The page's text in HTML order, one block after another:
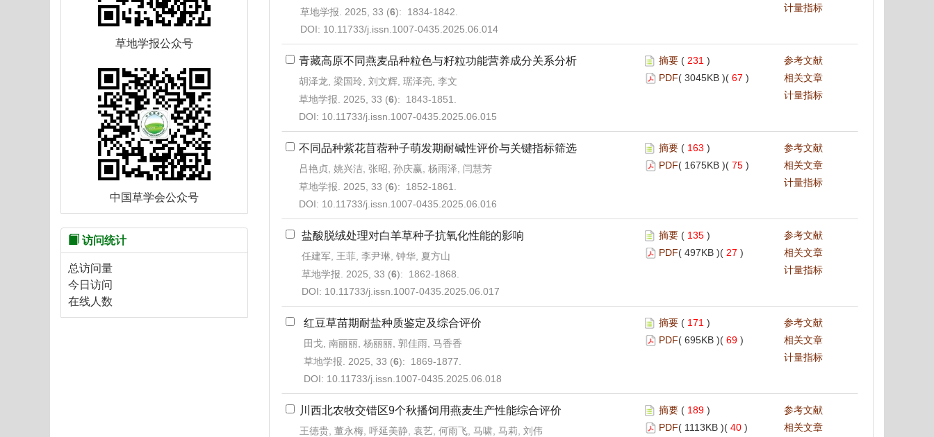
草地学报. 2025, 33 (6): 1834-1842.
DOI: 10.11733/j.issn.1007-0435.2025.06.014
计量指标
青藏高原不同燕麦品种粒色与籽粒功能营养成分关系分析
胡泽龙, 梁国玲, 刘文辉, 琚泽亮, 李文
草地学报. 2025, 33 (6): 1843-1851.
DOI: 10.11733/j.issn.1007-0435.2025.06.015
摘要 ( 231 )
PDF( 3045KB )( 67 )
参考文献
相关文章
计量指标
不同品种紫花苜蓿种子萌发期耐碱性评价与关键指标筛选
吕艳贞, 姚兴洁, 张昭, 孙庆赢, 杨雨泽, 闫慧芳
草地学报. 2025, 33 (6): 1852-1861.
DOI: 10.11733/j.issn.1007-0435.2025.06.016
摘要 ( 163 )
PDF( 1675KB )( 75 )
参考文献
相关文章
计量指标
盐酸脱绒处理对白羊草种子抗氧化性能的影响
任建军, 王菲, 李尹琳, 钟华, 夏方山
草地学报. 2025, 33 (6): 1862-1868.
DOI: 10.11733/j.issn.1007-0435.2025.06.017
摘要 ( 135 )
PDF( 497KB )( 27 )
参考文献
相关文章
计量指标
红豆草苗期耐盐种质鉴定及综合评价
田戈, 南丽丽, 杨丽丽, 郭佳雨, 马香香
草地学报. 2025, 33 (6): 1869-1877.
DOI: 10.11733/j.issn.1007-0435.2025.06.018
摘要 ( 171 )
PDF( 695KB )( 69 )
参考文献
相关文章
计量指标
川西北农牧交错区9个秋播饲用燕麦生产性能综合评价
王德贵, 董永梅, 呼延美静, 袁艺, 何雨飞, 马啸, 马莉, 刘伟
摘要 ( 189 )
PDF( 1113KB )( 40 )
参考文献
相关文章
草地学报公众号
中国草学会公众号
访问统计
总访问量
今日访问
在线人数